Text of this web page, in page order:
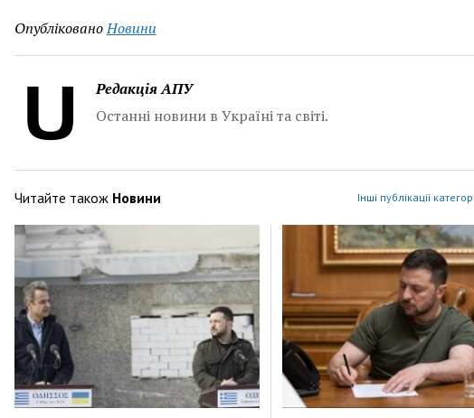
ОпублікованоНовини
Редакція АПУ
Останні новини в Україні та світі.
Читайте також Новини Інші публікації